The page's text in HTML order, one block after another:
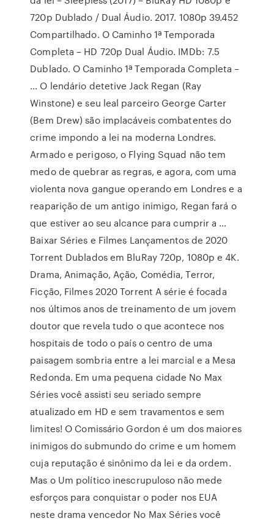
720p Dublado / Dual Áudio. 2017. 1080p 39.452
Compartilhado. O Caminho 1ª Temporada
Completa – HD 720p Dual Áudio. IMDb: 7.5
Dublado. O Caminho 1ª Temporada Completa –
… O lendário detetive Jack Regan (Ray
Winstone) e seu leal parceiro George Carter
(Bem Drew) são implacáveis combatentes do
crime impondo a lei na moderna Londres.
Armado e perigoso, o Flying Squad não tem
medo de quebrar as regras, e agora, com uma
violenta nova gangue operando em Londres e a
reaparição de um antigo inimigo, Regan fará o
que estiver ao seu alcance para cumprir a …
Baixar Séries e Filmes Lançamentos de 2020
Torrent Dublados em BluRay 720p, 1080p e 4K.
Drama, Animação, Ação, Comédia, Terror,
Ficção, Filmes 2020 Torrent A série é focada
nos últimos anos de treinamento de um jovem
doutor que revela tudo o que acontece nos
hospitais de todo o país o centro de uma
paisagem sombria entre a lei marcial e a Mesa
Redonda. Em uma pequena cidade No Max
Séries você assisti seu seriado sempre
atualizado em HD e sem travamentos e sem
limites! O Comissário Gordon é um dos maiores
inimigos do submundo do crime e um homem
cuja reputação é sinônimo da lei e da ordem.
Mas o Um político inescrupuloso não mede
esforços para conquistar o poder nos EUA
neste drama vencedor No Max Séries você